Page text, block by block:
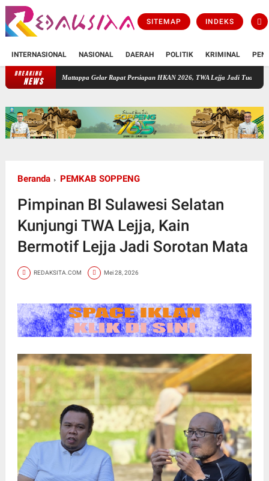
SITEMAP INDEKS
INTERNASIONAL NASIONAL DAERAH POLITIK KRIMINAL
BREAKING
NEWS
Gelar Rapat Persiapan HKAN 2026, TWA Lejja Jadi Tuan Rumah Bupati
Beranda PEMKAB SOPPENG
Pimpinan BI Sulawesi Selatan
Kunjungi TWA Lejja, Kain
Bermotif Lejja Jadi Sorotan Mata
REDAKSITA.COM Mei 28, 2026